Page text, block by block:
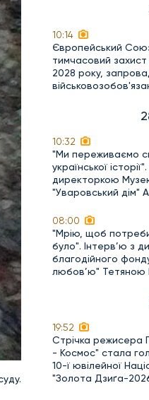
10:14
Європейський
тимчасовий захист
2028 року,
10:32
"Ми переживаємо
української
директоркою Музею
"Уваровський дім"
08:00
"Мрію, щоб
було". Інтерв’ю з
благодійного
любов’ю" Тетяною
19:52
Стрічка режисера
- Космос" стала
10-ї ювілейної
"Золота Дзиґа-